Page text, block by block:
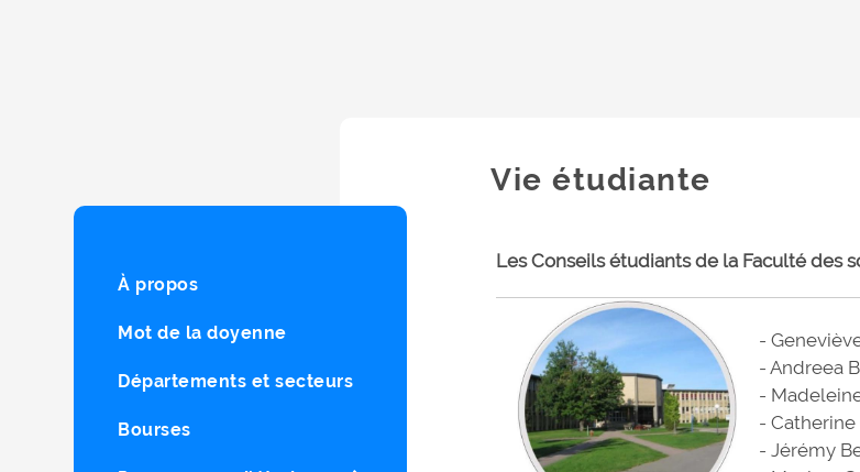
À propos
Mot de la doyenne
Départements et secteurs
Bourses
Vie étudiante
Les Conseils étudiants de la Faculté des
-
- Andreea
-
-
- Jérémy